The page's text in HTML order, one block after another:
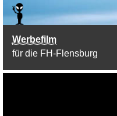
Werbefilm
für die FH-Flensburg